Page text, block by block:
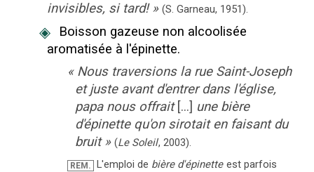
invisibles, si tard! » (S. Garneau, 1951).
◈
Boisson gazeuse non alcoolisée
aromatisée à l'épinette.
« Nous traversions la rue Saint-Joseph
et juste avant d'entrer dans l'église,
papa nous offrait [...] une bière
d'épinette qu'on sirotait en faisant du
bruit » (Le Soleil, 2003).
REM. L'emploi de bière d'épinette est parfois